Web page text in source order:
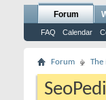
Forum
FAQ Calendar
Forum The